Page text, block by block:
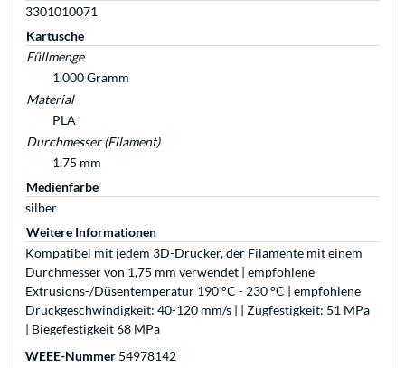
3301010071
Kartusche
Füllmenge
1.000 Gramm
Material
PLA
Durchmesser (Filament)
1,75 mm
Medienfarbe
silber
Weitere Informationen
Kompatibel mit jedem 3D-Drucker, der Filamente mit einem
Durchmesser von 1,75 mm verwendet | empfohlene
Extrusions-/Düsentemperatur 190 °C - 230 °C | empfohlene
Druckgeschwindigkeit: 40-120 mm/s | | Zugfestigkeit: 51 MPa
| Biegefestigkeit 68 MPa
WEEE-Nummer 54978142